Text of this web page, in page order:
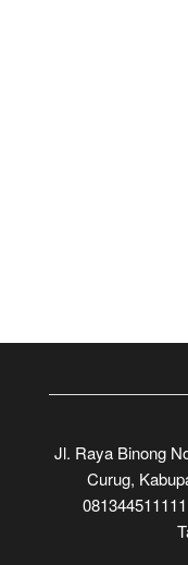
Jl. Raya Binong
Curug,